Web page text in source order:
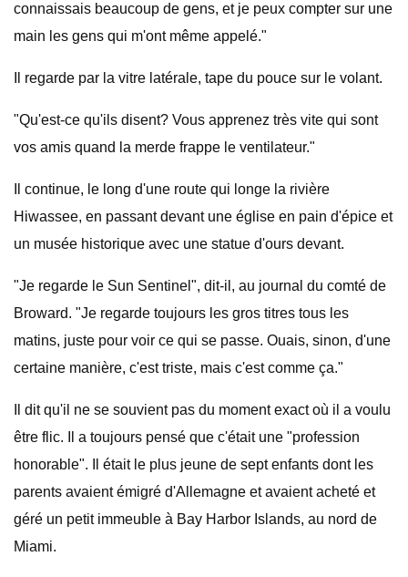
connaissais beaucoup de gens, et je peux compter sur une
main les gens qui m'ont même appelé."
Il regarde par la vitre latérale, tape du pouce sur le volant.
"Qu'est-ce qu'ils disent? Vous apprenez très vite qui sont
vos amis quand la merde frappe le ventilateur."
Il continue, le long d'une route qui longe la rivière
Hiwassee, en passant devant une église en pain d'épice et
un musée historique avec une statue d'ours devant.
"Je regarde le Sun Sentinel", dit-il, au journal du comté de
Broward. "Je regarde toujours les gros titres tous les
matins, juste pour voir ce qui se passe. Ouais, sinon, d'une
certaine manière, c'est triste, mais c'est comme ça."
Il dit qu'il ne se souvient pas du moment exact où il a voulu
être flic. Il a toujours pensé que c'était une "profession
honorable". Il était le plus jeune de sept enfants dont les
parents avaient émigré d'Allemagne et avaient acheté et
géré un petit immeuble à Bay Harbor Islands, au nord de
Miami.